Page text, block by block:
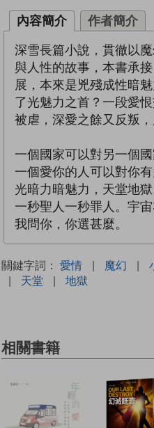
內容簡介 作者簡介
深雪長篇小說，貫徹以
與人性的故事，本書承
展，本來是兇殘成性暗
了光魅力之首？一段愛
被虐，深愛之餘又反叛
一個國家可以對另一個
一個愛你的人可以對你有
光暗力暗魅力，天堂地獄
一秒聖人一秒罪人。宇宙
我問你，你選甚麼。
關鍵字詞： 愛情 | 魔幻 |
|
天堂 | 地獄
相關書籍